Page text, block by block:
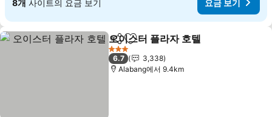
8개 사이트의 요금 보기 요금 보기
공유 즐겨찾기에 추가
오이스터 플라자 호텔
3 성급
6.7
3,338
Alabang에서 9.4km